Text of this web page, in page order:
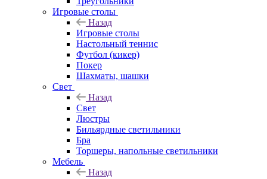
Игровые столы
Назад
Игровые столы
Настольный теннис
Футбол (кикер)
Покер
Шахматы, шашки
Свет
Назад
Свет
Люстры
Бильярдные светильники
Бра
Торшеры, напольные светильники
Мебель
Назад